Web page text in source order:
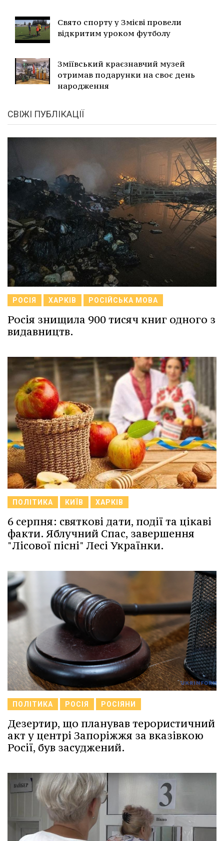
Свято спорту у Змієві провели
відкритим уроком футболу
Зміївський краєзнавчий музей
отримав подарунки на своє день
народження
СВІЖІ ПУБЛІКАЦІЇ
РОСІЯ ХАРКІВ РОСІЙСЬКА МОВА
Росія знищила 900 тисяч книг одного з
видавництв.
ПОЛІТИКА КИЇВ ХАРКІВ
6 серпня: святкові дати, події та цікаві
факти. Яблучний Спас, завершення
"Лісової пісні" Лесі Українки.
ПОЛІТИКА РОСІЯ РОСІЯНИ
Дезертир, що планував терористичний
акт у центрі Запоріжжя за вказівкою
Росії, був засуджений.